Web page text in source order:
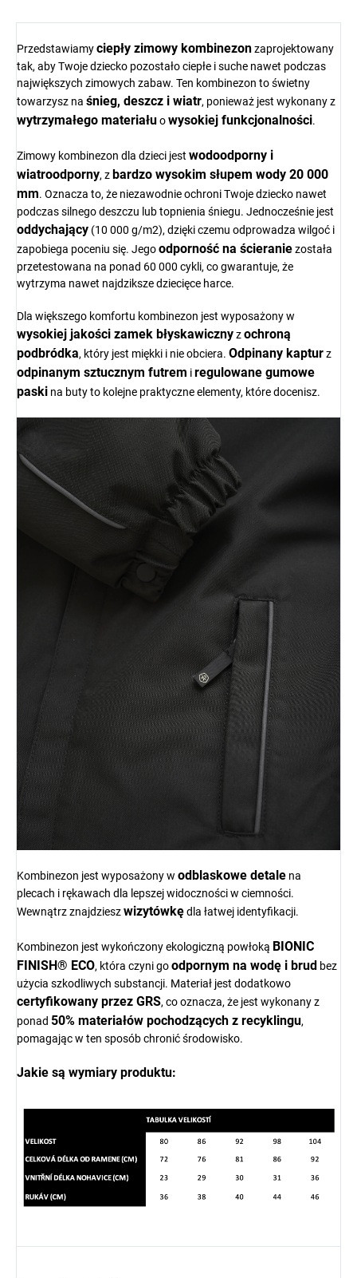
Przedstawiamyciepły zimowy kombinezonzaprojektowany
tak, aby Twoje dziecko pozostało ciepłe i suche nawet podczas
największych zimowych zabaw. Ten kombinezon to świetny
towarzysz na śnieg, deszcz i wiatr, ponieważ jest wykonany z
wytrzymałego materiałuowysokiej funkcjonalności.
Zimowy kombinezon dla dzieci jest wodoodporny i
wiatroodporny, z bardzo wysokim słupem wody 20 000
mm. Oznacza to, że niezawodnie ochroni Twoje dziecko nawet
podczas silnego deszczu lub topnienia śniegu. Jednocześnie jest
oddychający (10 000 g/m2), dzięki czemu odprowadza wilgoć i
zapobiega poceniu się. Jegoodporność na ścieraniezostała
przetestowana na ponad 60 000 cykli, co gwarantuje, że
wytrzyma nawet najdziksze dziecięce harce.
Dla większego komfortu kombinezon jest wyposażony w
wysokiej jakości zamek błyskawicznyzochroną
podbródka, który jest miękki i nie obciera. Odpinany kapturz
odpinanym sztucznym futrem iregulowane gumowe
paski na buty to kolejne praktyczne elementy, które docenisz.
Kombinezon jest wyposażony w odblaskowe detale na
plecach i rękawach dla lepszej widoczności w ciemności.
Wewnątrz znajdzieszwizytówkędla łatwej identyfikacji.
Kombinezon jest wykończony ekologiczną powłoką BIONIC
FINISH® ECO, która czyni goodpornym na wodę i brud bez
użycia szkodliwych substancji. Materiał jest dodatkowo
certyfikowany przez GRS, co oznacza, że jest wykonany z
ponad 50% materiałów pochodzących z recyklingu,
pomagając w ten sposób chronić środowisko.
Jakie są wymiary produktu: